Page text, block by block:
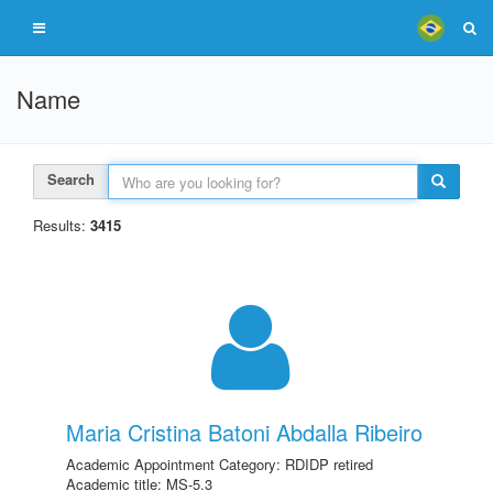
Name
Search
Results: 3415
Maria Cristina Batoni Abdalla Ribeiro
Academic Appointment Category: RDIDP retired
Academic title: MS-5.3